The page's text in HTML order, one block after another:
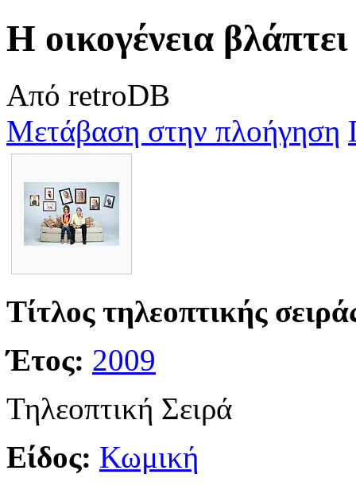
Η οικογένεια βλάπτει
Από retroDB
Μετάβαση στην πλοήγηση
Τίτλος τηλεοπτικής
Έτος: 2009
Τηλεοπτική Σειρά
Είδος: Κωμική